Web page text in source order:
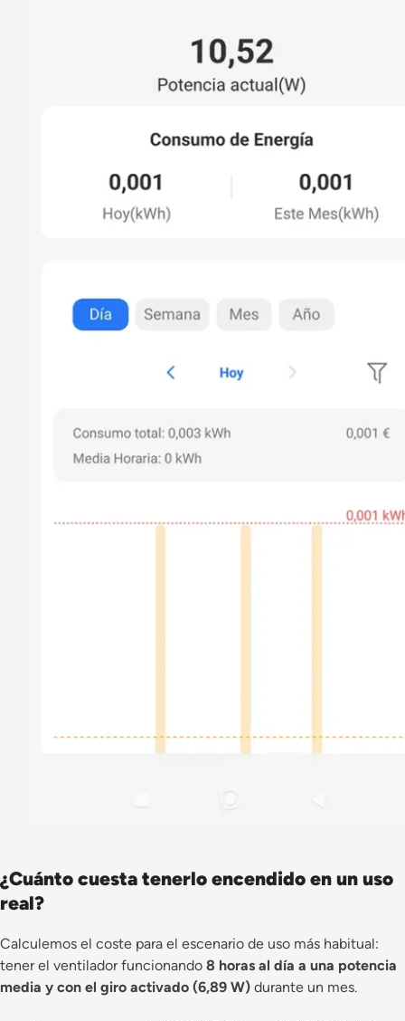
¿Cuánto cuesta tenerlo encendido en un uso
real?
Calculemos el coste para el escenario de uso más habitual:
tener el ventilador funcionando 8 horas al día a una potencia
media y con el giro activado (6,89 W) durante un mes.